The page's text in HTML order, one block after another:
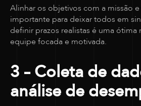
Alinhar os objetivos com a missão
importante para deixar todos em
definir prazos realistas é uma ótima
equipe focada e motivada.
3 – Coleta de
análise de